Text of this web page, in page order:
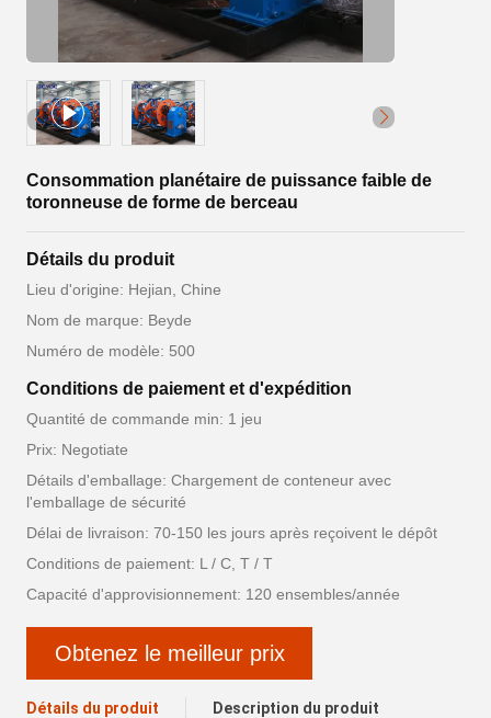
Consommation planétaire de puissance faible de
toronneuse de forme de berceau
Détails du produit
Lieu d'origine: Hejian, Chine
Nom de marque: Beyde
Numéro de modèle: 500
Conditions de paiement et d'expédition
Quantité de commande min: 1 jeu
Prix: Negotiate
Détails d'emballage: Chargement de conteneur avec
l'emballage de sécurité
Délai de livraison: 70-150 les jours après reçoivent le dépôt
Conditions de paiement: L / C, T / T
Capacité d'approvisionnement: 120 ensembles/année
Obtenez le meilleur prix
Détails du produit Description du produit